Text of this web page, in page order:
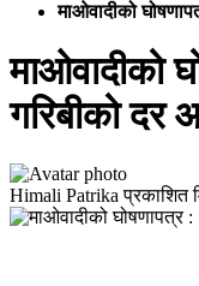
माओवादीको
माओवादीको
गरिबीको दर
Himali Patrika प्रकाशित